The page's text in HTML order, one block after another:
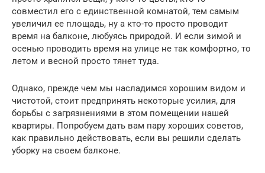
совместил его с единственной комнатой, тем самым
увеличил ее площадь, ну а кто-то просто проводит
время на балконе, любуясь природой. И если зимой и
осенью проводить время на улице не так комфортно, то
летом и весной просто тянет туда.
Однако, прежде чем мы насладимся хорошим видом и
чистотой, стоит предпринять некоторые усилия, для
борьбы с загрязнениями в этом помещении нашей
квартиры. Попробуем дать вам пару хороших советов,
как правильно действовать, если вы решили сделать
уборку на своем балконе.